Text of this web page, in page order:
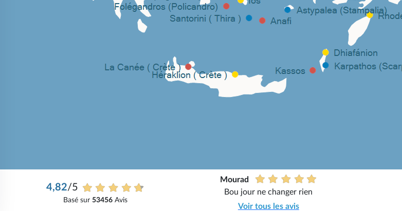
4,82/5
Basé sur 53456Avis
Mourad
Bou jour ne changer rien
Voir tous les avis